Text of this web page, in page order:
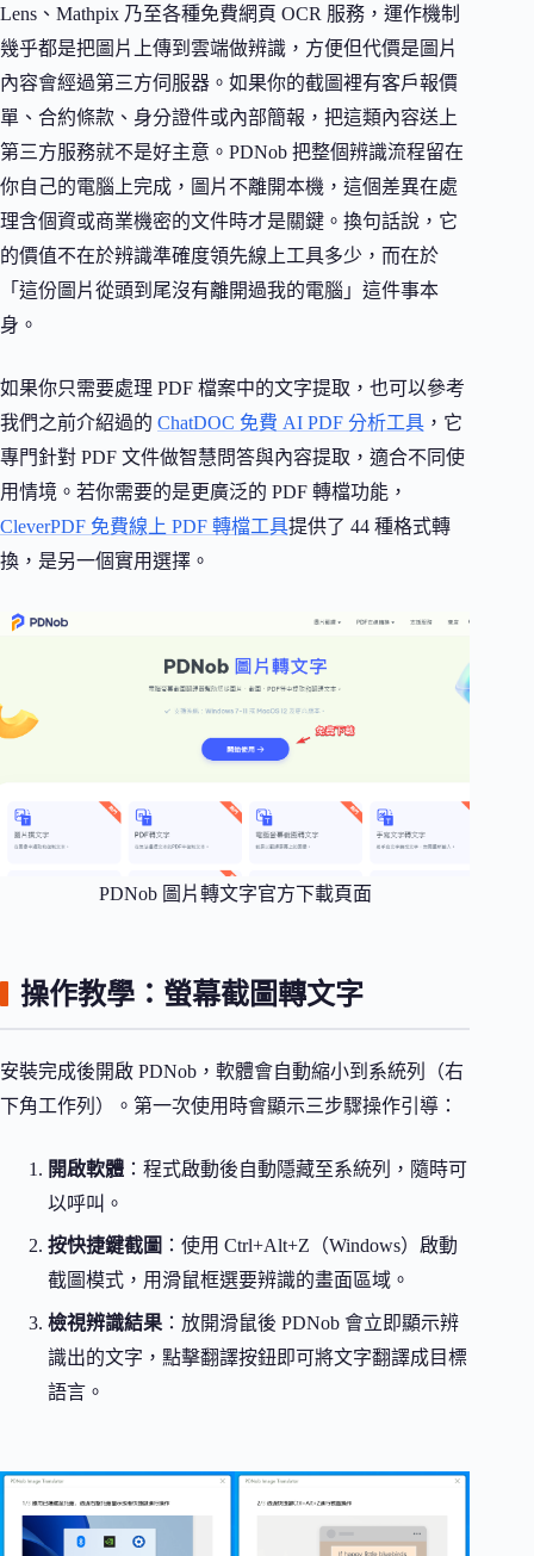
Lens、Mathpix 乃至各種免費網頁 OCR 服務，運作機制
幾乎都是把圖片上傳到雲端做辨識，方便但代價是圖片
內容會經過第三方伺服器。如果你的截圖裡有客戶報價
單、合約條款、身分證件或內部簡報，把這類內容送上
第三方服務就不是好主意。PDNob 把整個辨識流程留在
你自己的電腦上完成，圖片不離開本機，這個差異在處
理含個資或商業機密的文件時才是關鍵。換句話說，它
的價值不在於辨識準確度領先線上工具多少，而在於
「這份圖片從頭到尾沒有離開過我的電腦」這件事本
身。
如果你只需要處理 PDF 檔案中的文字提取，也可以參考
我們之前介紹過的 ChatDOC 免費 AI PDF 分析工具 ，它
專門針對 PDF 文件做智慧問答與內容提取，適合不同使
用情境。若你需要的是更廣泛的 PDF 轉檔功能，
CleverPDF 免費線上 PDF 轉檔工具提供了 44 種格式轉
換，是另一個實用選擇。
PDNob 圖片轉文字官方下載頁面
操作教學：螢幕截圖轉文字
安裝完成後開啟 PDNob，軟體會自動縮小到系統列（右
下角工作列）。第一次使用時會顯示三步驟操作引導：
開啟軟體 ：程式啟動後自動隱藏至系統列，隨時可
以呼叫。
按快捷鍵截圖 ：使用 Ctrl+Alt+Z（Windows）啟動
截圖模式，用滑鼠框選要辨識的畫面區域。
檢視辨識結果 ：放開滑鼠後 PDNob 會立即顯示辨
識出的文字，點擊翻譯按鈕即可將文字翻譯成目標
語言。